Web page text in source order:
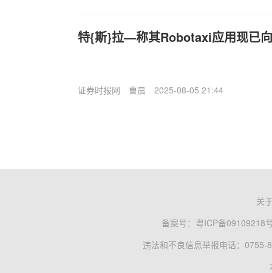
特{斯}拉—称其Robotaxi应用现已
证券时报网 曹晨 2025-08-05 21:44
关
备案号： 粤ICP备09109218
违法和不良信息举报电话：0755-